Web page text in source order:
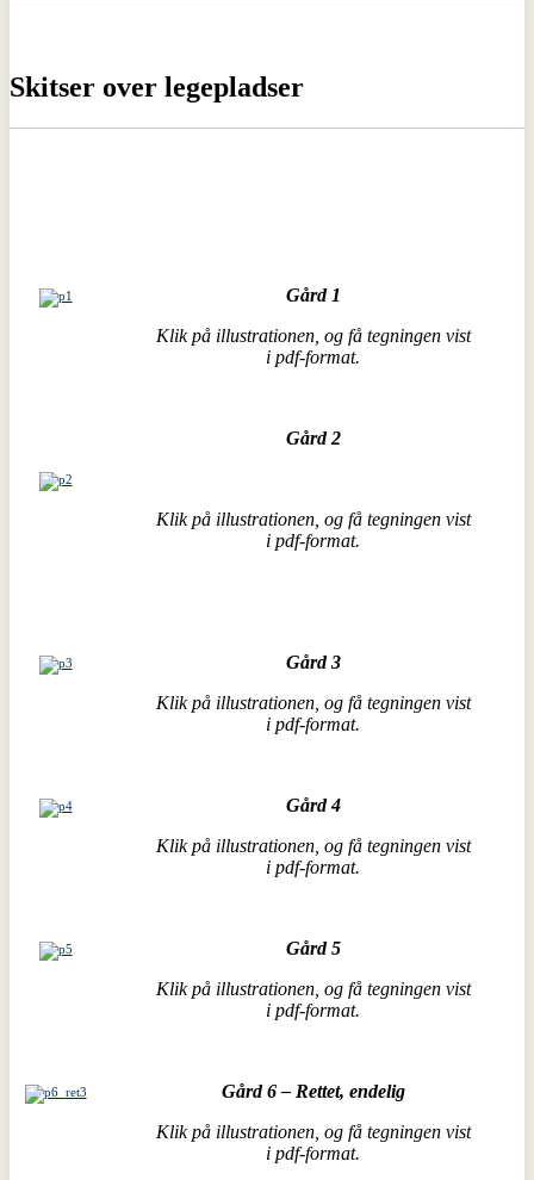
Skitser over legepladser
Gård 1
Klik på illustrationen, og få tegningen vist
i pdf-format.
Gård 2
Klik på illustrationen, og få tegningen vist
i pdf-format.
Gård 3
Klik på illustrationen, og få tegningen vist
i pdf-format.
Gård 4
Klik på illustrationen, og få tegningen vist
i pdf-format.
Gård 5
Klik på illustrationen, og få tegningen vist
i pdf-format.
Gård 6 – Rettet, endelig
Klik på illustrationen, og få tegningen vist
i pdf-format.